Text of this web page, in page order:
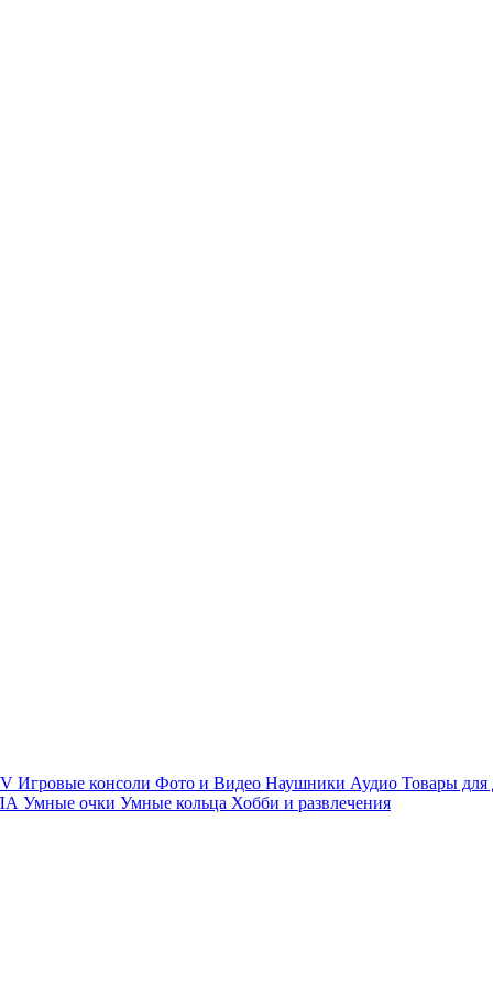
Игровые консоли Фото и Видео Наушники Аудио Товары для
Умные очки Умные кольца Хобби и развлечения